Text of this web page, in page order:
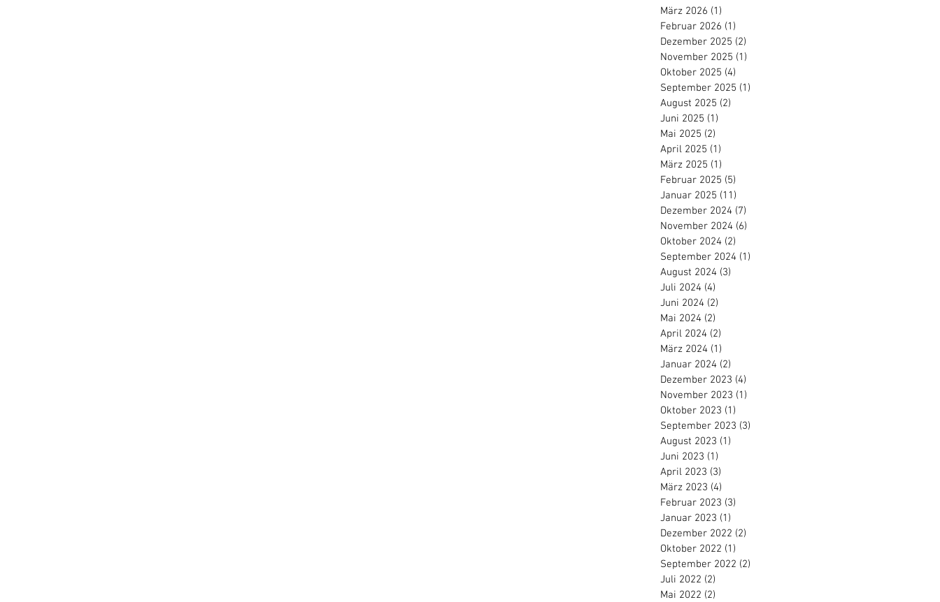
März 2026 (1)
Februar 2026 (1)
Dezember 2025 (2)
November 2025 (1)
Oktober 2025 (4)
September 2025 (1)
August 2025 (2)
Juni 2025 (1)
Mai 2025 (2)
April 2025 (1)
März 2025 (1)
Februar 2025 (5)
Januar 2025 (11)
Dezember 2024 (7)
November 2024 (6)
Oktober 2024 (2)
September 2024 (1)
August 2024 (3)
Juli 2024 (4)
Juni 2024 (2)
Mai 2024 (2)
April 2024 (2)
März 2024 (1)
Januar 2024 (2)
Dezember 2023 (4)
November 2023 (1)
Oktober 2023 (1)
September 2023 (3)
August 2023 (1)
Juni 2023 (1)
April 2023 (3)
März 2023 (4)
Februar 2023 (3)
Januar 2023 (1)
Dezember 2022 (2)
Oktober 2022 (1)
September 2022 (2)
Juli 2022 (2)
Mai 2022 (2)